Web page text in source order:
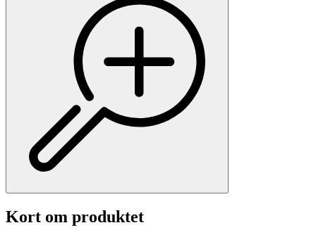
Kort om produktet